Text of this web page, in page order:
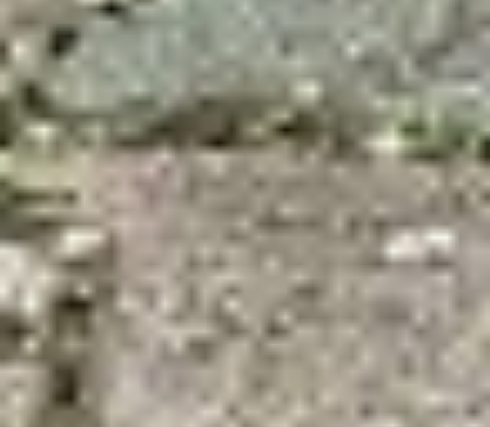
«С именем Александра
Сергеевича наш клуб
многое связывает, —
рассказывает Надежда
Щекотова. — Именно
в день рождения поэта
в 2011 году прошел наш
первый Пушкинский бал.
В этом году бал
состоялся в пятнадцатый
раз. И сегодня на квесте
мы вместе с молодежью
погрузились в XIX век.
Это прекрасно,
что ребята соревновались
в знании пушкинских
произведений».
Завершилось
мероприятие
танцевальным